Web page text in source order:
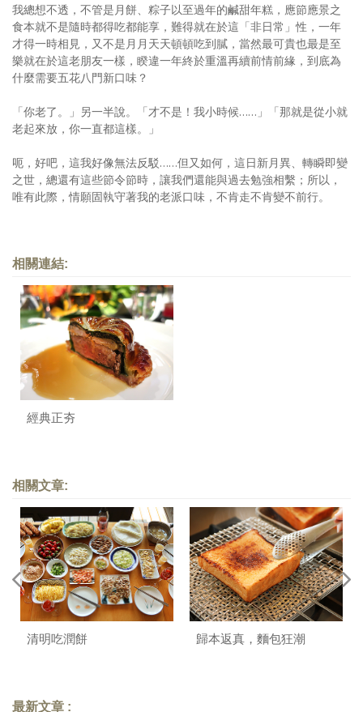
我總想不透，不管是月餅、粽子以至過年的鹹甜年糕，應節應景之
食本就不是隨時都得吃都能享，難得就在於這「非日常」性，一年
才得一時相見，又不是月月天天頓頓吃到膩，當然最可貴也最是至
樂就在於這老朋友一樣，睽違一年終於重溫再續前情前緣，到底為
什麼需要五花八門新口味？
「你老了。」另一半說。「才不是！我小時候……」「那就是從小就
老起來放，你一直都這樣。」
呃，好吧，這我好像無法反駁……但又如何，這日新月異、轉瞬即變
之世，總還有這些節令節時，讓我們還能與過去勉強相繫；所以，
唯有此際，情願固執守著我的老派口味，不肯走不肯變不前行。
相關連結:
經典正夯
相關文章:
清明吃潤餅 歸本返真，麵包狂潮
最新文章 :